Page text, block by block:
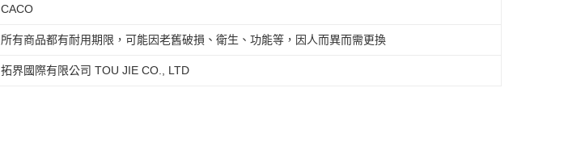
CACO
所有商品都有耐用期限，可能因老舊破損、衛生、功能等，因人而異而需更換
拓界國際有限公司 TOU JIE CO., LTD